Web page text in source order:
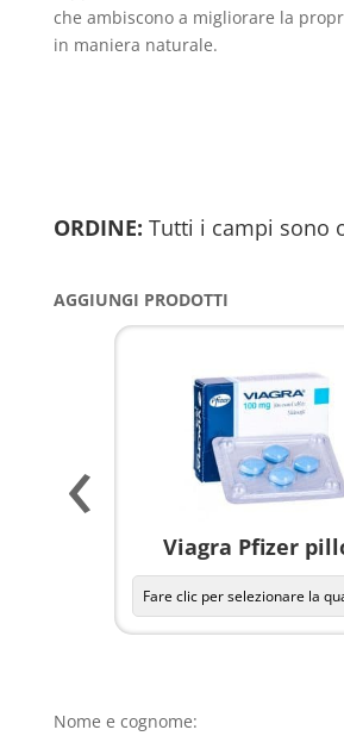
che ambiscono a migliorare la
in maniera naturale.
ORDINE: Tutti i campi sono
AGGIUNGI PRODOTTI
Viagra Pfizer
‹
Nome e cognome: